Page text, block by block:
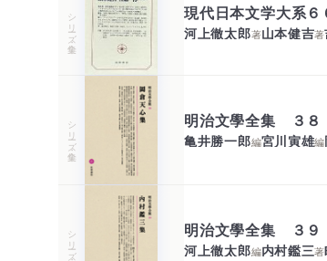
シリーズ・全集 現代日本文学大系
河上徹太郎著山本健吉著
シリーズ・全集 明治文學全集 ３
亀井勝一郎編宮川寅雄編
シリーズ・全集 明治文學全集 ３
河上徹太郎編内村鑑三著